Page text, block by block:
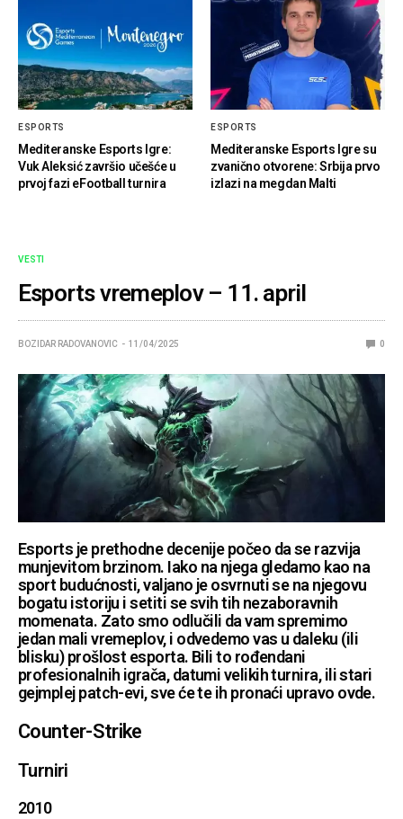
ESPORTS
Mediteranske Esports Igre:
Vuk Aleksić završio učešće u
prvoj fazi eFootball turnira
ESPORTS
Mediteranske Esports Igre su
zvanično otvorene: Srbija prvo
izlazi na megdan Malti
VESTI
Esports vremeplov – 11. april
BOZIDAR RADOVANOVIC 11/04/2025 0
Esports je prethodne decenije počeo da se razvija
munjevitom brzinom. Iako na njega gledamo kao na
sport budućnosti, valjano je osvrnuti se na njegovu
bogatu istoriju i setiti se svih tih nezaboravnih
momenata. Zato smo odlučili da vam spremimo
jedan mali vremeplov, i odvedemo vas u daleku (ili
blisku) prošlost esporta. Bili to rođendani
profesionalnih igrača, datumi velikih turnira, ili stari
gejmplej patch-evi, sve će te ih pronaći upravo ovde.
Counter-Strike
Turniri
2010